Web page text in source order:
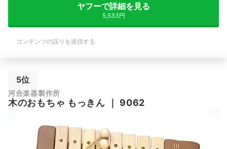
ヤフーで詳細を見る
5,533円
コンテンツの誤りを送信する
5位
河合楽器製作所
木のおもちゃ もっきん ｜ 9062